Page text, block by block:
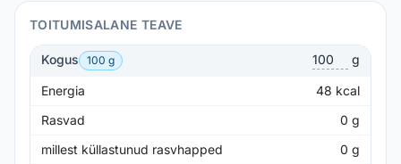
TOITUMISALANE TEAVE
Kogus 100 g g
Energia 48 kcal
Rasvad
0 g
millest küllastunud rasvhapped
0 g